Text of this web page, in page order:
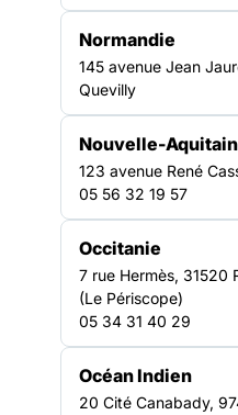
Vous avez
questions ?
Découvrir notre FAQ
Recevez chaque
décryptages et
la FAS
LA FÉDÉRATION
Normandie
145 avenue Jean
Quevilly
Nouvelle-
123 avenue René
05 56 32 19 57
Occitanie
7 rue Hermès, 31520
(Le Périscope)
05 34 31 40 29
Océan Indien
20 Cité Canabady,